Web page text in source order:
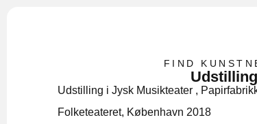
FIND
Udstilling i Jysk Musikteater ,
Folketeateret, København 2018